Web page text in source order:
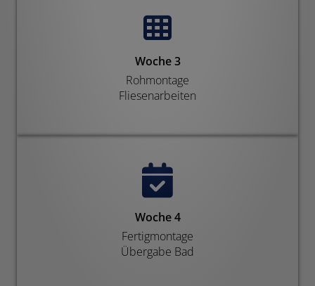
Woche 3
Rohmontage
Fliesenarbeiten
Woche 4
Fertigmontage
Übergabe Bad